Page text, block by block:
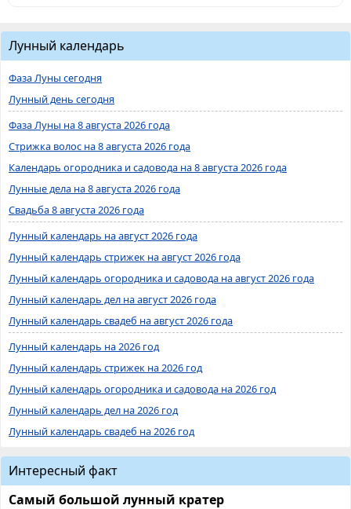
Лунный календарь
Фаза Луны сегодня
Лунный день сегодня
Фаза Луны на 8 августа 2026 года
Стрижка волос на 8 августа 2026 года
Календарь огородника и садовода на 8 августа 2026 года
Лунные дела на 8 августа 2026 года
Свадьба 8 августа 2026 года
Лунный календарь на август 2026 года
Лунный календарь стрижек на август 2026 года
Лунный календарь огородника и садовода на август 2026 года
Лунный календарь дел на август 2026 года
Лунный календарь свадеб на август 2026 года
Лунный календарь на 2026 год
Лунный календарь стрижек на 2026 год
Лунный календарь огородника и садовода на 2026 год
Лунный календарь дел на 2026 год
Лунный календарь свадеб на 2026 год
Интересный факт
Самый большой лунный кратер